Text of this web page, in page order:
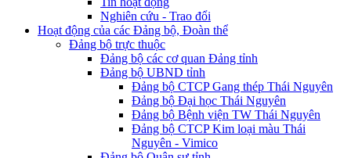
Nghiên cứu - Trao đổi
Hoạt động của các Đảng bộ, Đoàn thể
Đảng bộ trực thuộc
Đảng bộ các cơ quan Đảng tỉnh
Đảng bộ UBND tỉnh
Đảng bộ CTCP Gang thép Thái Nguyên
Đảng bộ Đại học Thái Nguyên
Đảng bộ Bệnh viện TW Thái Nguyên
Đảng bộ CTCP Kim loại màu Thái
Nguyên - Vimico